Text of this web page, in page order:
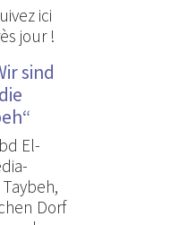
ici
jour !
sind
El-
Dorf